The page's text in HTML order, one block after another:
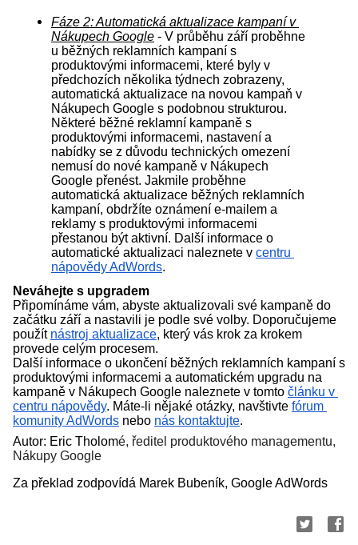
Fáze 2: Automatická aktualizace kampaní v
Nákupech Google - V průběhu září proběhne
u běžných reklamních kampaní s
produktovými informacemi, které byly v
předchozích několika týdnech zobrazeny,
automatická aktualizace na novou kampaň v
Nákupech Google s podobnou strukturou.
Některé běžné reklamní kampaně s
produktovými informacemi, nastavení a
nabídky se z důvodu technických omezení
nemusí do nové kampaně v Nákupech
Google přenést. Jakmile proběhne
automatická aktualizace běžných reklamních
kampaní, obdržíte oznámení e-mailem a
reklamy s produktovými informacemi
přestanou být aktivní. Další informace o
automatické aktualizaci naleznete v centru
nápovědy AdWords.
Neváhejte s upgradem
Připomínáme vám, abyste aktualizovali své kampaně do
začátku září a nastavili je podle své volby. Doporučujeme
použít nástroj aktualizace, který vás krok za krokem
provede celým procesem.
Další informace o ukončení běžných reklamních kampaní s
produktovými informacemi a automatickém upgradu na
kampaně v Nákupech Google naleznete v tomto článku v
centru nápovědy. Máte-li nějaké otázky, navštivte fórum
komunity AdWords nebo nás kontaktujte.
Autor: Eric Tholomé, ředitel produktového managementu,
Nákupy Google
Za překlad zodpovídá Marek Bubeník, Google AdWords